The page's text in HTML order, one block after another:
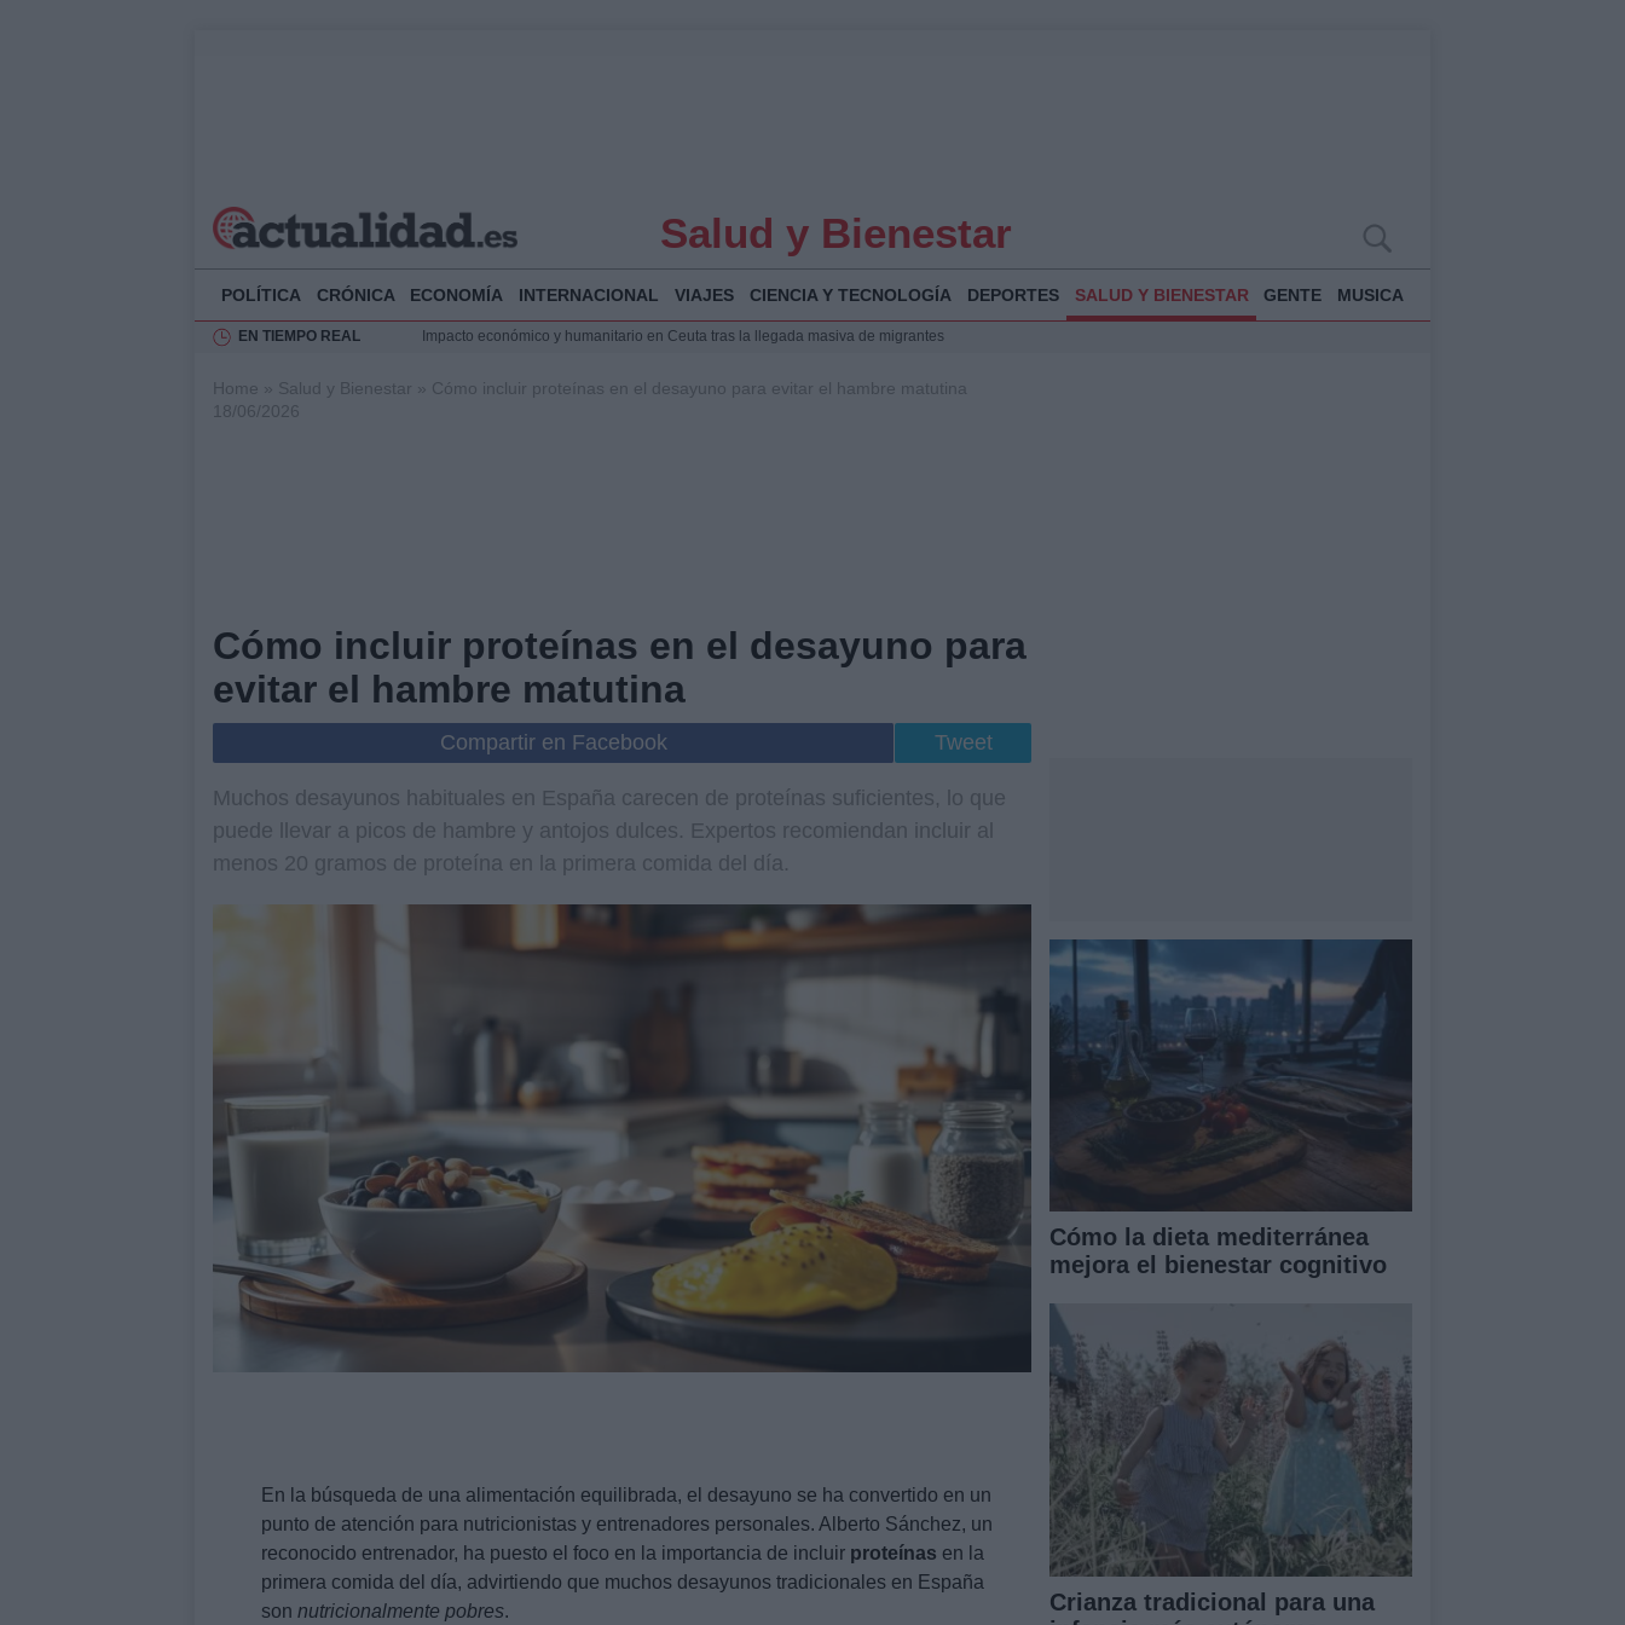
Salud y Bienestar
POLÍTICA CRÓNICA ECONOMÍA INTERNACIONAL VIAJES CIENCIA Y TECNOLOGÍA DEPORTES SALUD Y BIENESTAR GENTE MUSICA
EN TIEMPO REAL
Impacto económico y humanitario en Ceuta tras la llegada masiva de migrantes
Transformación del pabellón de la Expo de Zaragoza en centro sanitario clave
Home » Salud y Bienestar » Cómo incluir proteínas en el desayuno para evitar el hambre matutina
18/06/2026
Cómo incluir proteínas en el desayuno para
evitar el hambre matutina
Compartir en Facebook Tweet
Muchos desayunos habituales en España carecen de proteínas suficientes, lo que
puede llevar a picos de hambre y antojos dulces. Expertos recomiendan incluir al
menos 20 gramos de proteína en la primera comida del día.
En la búsqueda de una alimentación equilibrada, el desayuno se ha convertido en un
punto de atención para nutricionistas y entrenadores personales. Alberto Sánchez, un
reconocido entrenador, ha puesto el foco en la importancia de incluir proteínas en la
primera comida del día, advirtiendo que muchos desayunos tradicionales en España
son nutricionalmente pobres.
Cómo la dieta mediterránea
mejora el bienestar cognitivo
Crianza tradicional para una